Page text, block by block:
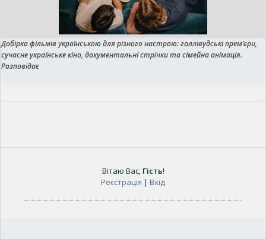
Добірка фільмів українською для різного настрою: голлівудські прем’єри,
сучасне українське кіно, документальні стрічки та сімейна анімація.
Розповідає
Вітаю Вас, Гість!
Реєстрація | Вхід